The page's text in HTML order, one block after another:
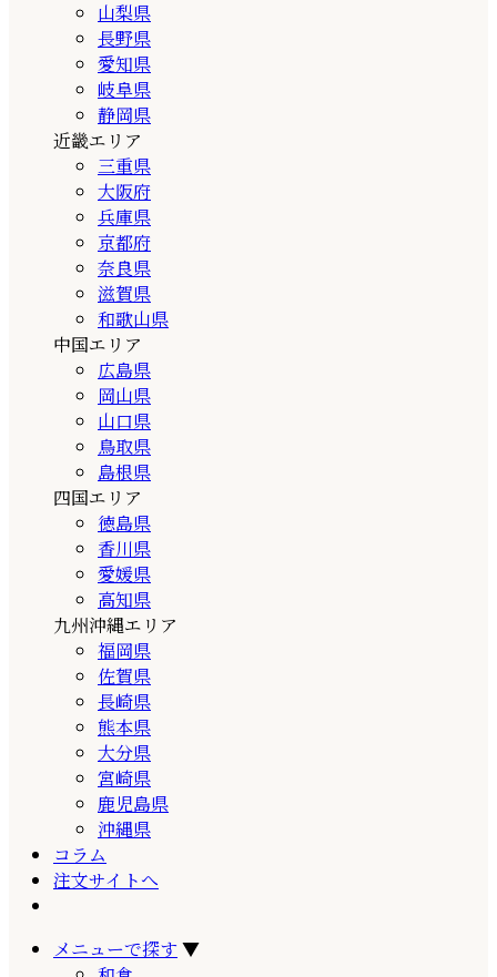
山梨県
長野県
愛知県
岐阜県
静岡県
近畿エリア
三重県
大阪府
兵庫県
京都府
奈良県
滋賀県
和歌山県
中国エリア
広島県
岡山県
山口県
鳥取県
島根県
四国エリア
徳島県
香川県
愛媛県
高知県
九州沖縄エリア
福岡県
佐賀県
長崎県
熊本県
大分県
宮崎県
鹿児島県
沖縄県
コラム
注文サイトへ
メニューで探す▼